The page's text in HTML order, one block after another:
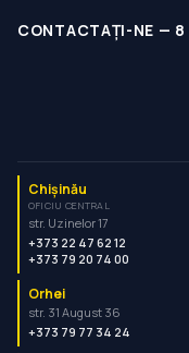
CONTACTAȚI-NE — 8
Chișinău
OFICIU CENTRAL
str. Uzinelor 17
+373 22 47 62 12
+373 79 20 74 00
Orhei
str. 31 August 36
+373 79 77 34 24